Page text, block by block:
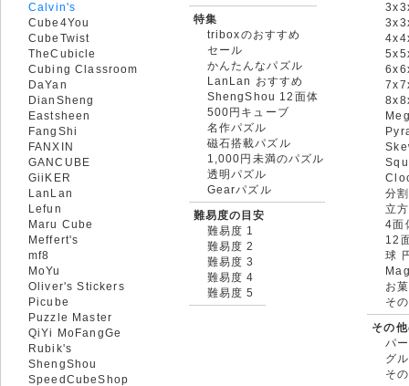
Calvin's
Cube4You
CubeTwist
TheCubicle
Cubing Classroom
DaYan
DianSheng
Eastsheen
FangShi
FANXIN
GANCUBE
GiiKER
LanLan
Lefun
Maru Cube
Meffert's
mf8
MoYu
Oliver's Stickers
Picube
Puzzle Master
QiYi MoFangGe
Rubik's
ShengShou
SpeedCubeShop
特集
triboxのおすすめ
セール
かんたんなパズル
LanLan おすすめ
ShengShou 12面体
500円キューブ
名作パズル
磁石搭載パズル
1,000円未満のパズル
透明パズル
Gearパズル
難易度の目安
難易度 1
難易度 2
難易度 3
難易度 4
難易度 5
分
立
4面
12
球
お
そ
その
パ
グ
そ